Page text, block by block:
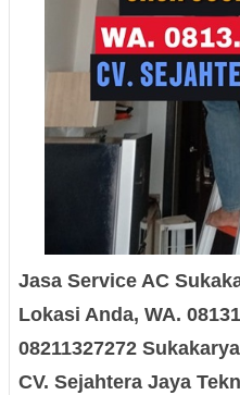
Jasa Service AC
Lokasi Anda, WA.
08211327272
CV. Sejahtera Jaya